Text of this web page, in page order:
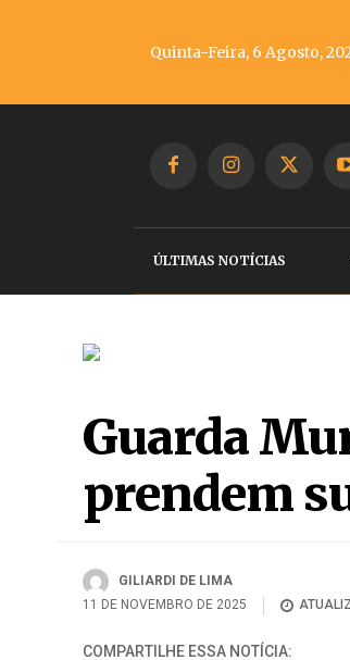
Quinta-Feira, 6 Agosto,
ÚLTIMAS NOTÍCIAS
Guarda
prendem
GILIARDI DE LIMA
11 DE NOVEMBRO DE 2025
COMPARTILHE ESSA NOTÍCIA: